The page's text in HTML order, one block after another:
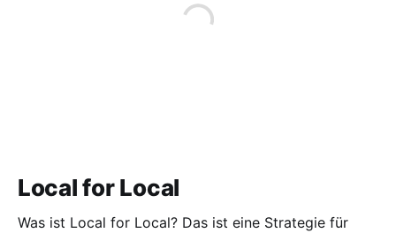
Local for Local
Was ist Local for Local? Das ist eine Strategie für